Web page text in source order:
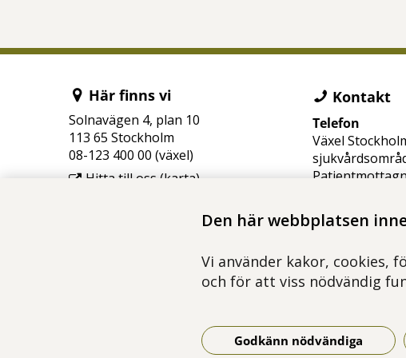
Den här webbplatsen
Vi använder kakor, cookies,
och för att viss nödvändig
Godkänn nödvändiga
Här finns vi
Solnavägen 4, plan 10
113 65 Stockholm
08-123 400 00 (växel)
Hitta till oss (karta)
Kontakt
Telefon
Växel
e-post: